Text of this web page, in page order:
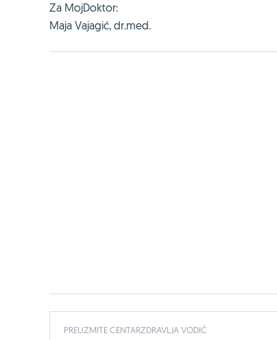
Za MojDoktor:
Maja Vajagić, dr.med.
PREUZMITE CENTARZDRAVLJA VODIČ